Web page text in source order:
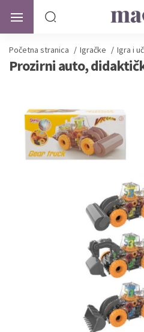
Početna stranica / Igračke / Igra i
Prozirni auto,